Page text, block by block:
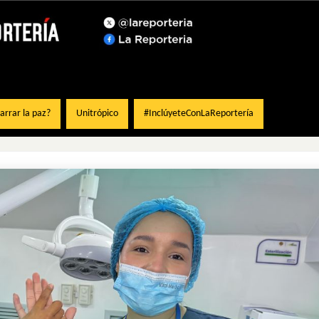
la paz? Unitrópico #InclúyeteConLaReportería